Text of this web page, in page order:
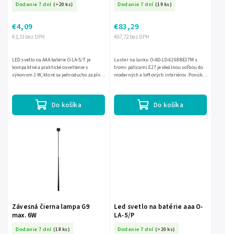
Dodanie 7 dní (>20 ks)
€3,33 bez DPH
€4,09
Do košíka
LED svetlo na AAA batérie O-LA-5/T je
kompaktné a praktické osvetlenie s
výkonom 1 W, ktoré sa jednoducho zapína
Dodanie 7 dní (19 ks)
€67,72 bez DPH
€83,29
Do košíka
Luster na lanku O-AD-LD-6268BE27M s
tromi päticami E27 je ideálnou voľbou do
moderných a loftových interiérov. Ponúka
Závesná čierna lampa G9
max. 6W
Dodanie 7 dní (18 ks)
Led svetlo na batérie aaa O-
LA-5/P
Dodanie 7 dní (>20 ks)